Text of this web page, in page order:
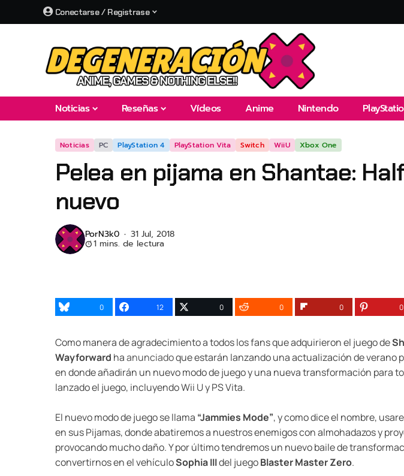
Conectarse / Registrase
Noticias Reseñas Vídeos Anime Nintendo
Noticias PC PlayStation 4 PlayStation Vita Switch WiiU Xbox One
Pelea en pijama en Shantae:
nuevo
PorN3k0 31 Jul, 2018
1 mins. de lectura
0 12 0 0 0 0
Como manera de agradecimiento a todos los fans que adquirieron el juego de
Wayforward haanunciadoque estarán lanzando una actualización de verano
en donde añadirán un nuevo modo de juego y una nueva transformación para
lanzado el juego, incluyendo Wii U y PS Vita.
El nuevo modo de juego se llama “Jammies Mode”, y como dice el nombre,
en sus Pijamas, donde abatiremos a nuestros enemigos con almohadazos y
provocando mucho daño. Y por último tendremos un nuevo baile de
convertirnos en el vehículoSophia IIIdel juegoBlaster Master Zero.